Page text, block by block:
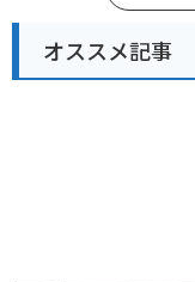
オススメ記事